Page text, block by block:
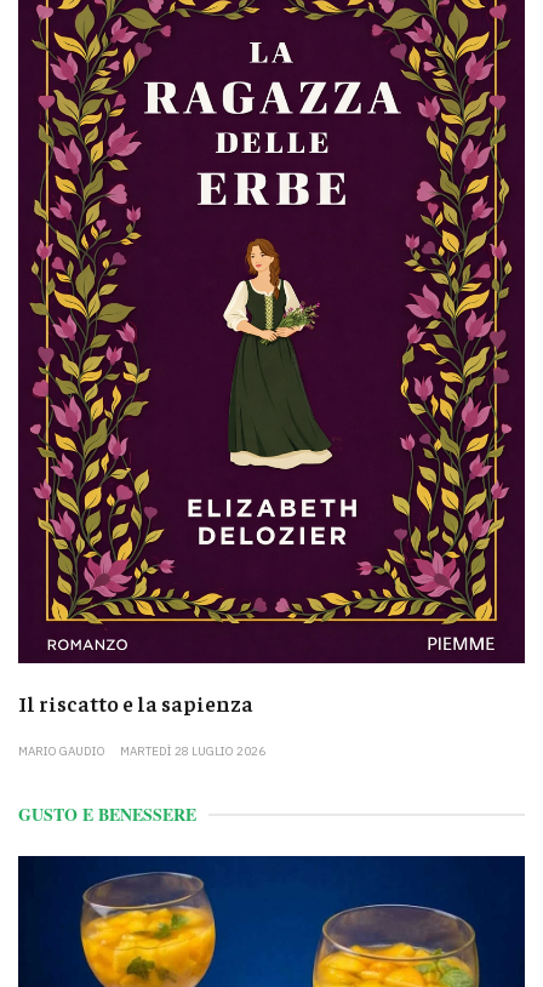
Il riscatto e la sapienza
MARIO GAUDIO MARTEDÌ 28 LUGLIO 2026
GUSTO E BENESSERE